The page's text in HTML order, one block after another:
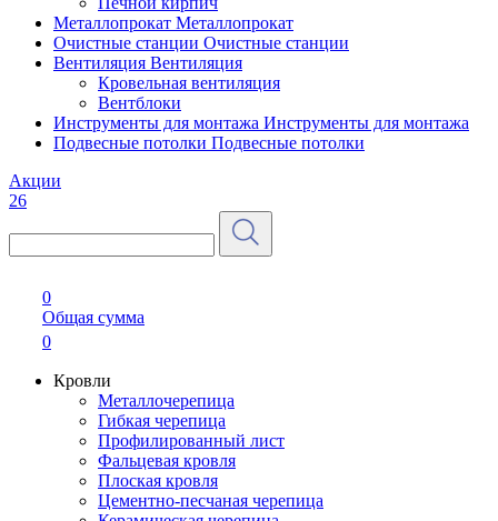
Металлопрокат Металлопрокат
Очистные станции Очистные станции
Вентиляция Вентиляция
Кровельная вентиляция
Вентблоки
Инструменты для монтажа Инструменты для монтажа
Подвесные потолки Подвесные потолки
Акции
26
0
Общая сумма
0
Кровли
Металлочерепица
Гибкая черепица
Профилированный лист
Фальцевая кровля
Плоская кровля
Цементно-песчаная черепица